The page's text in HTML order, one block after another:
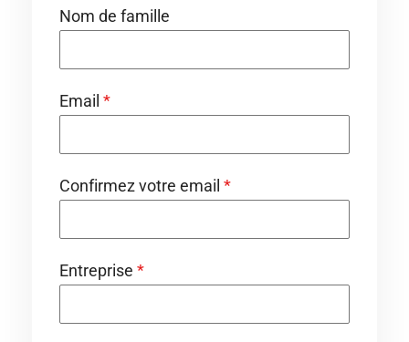
Nom de famille
Email *
Confirmez votre email *
Entreprise *